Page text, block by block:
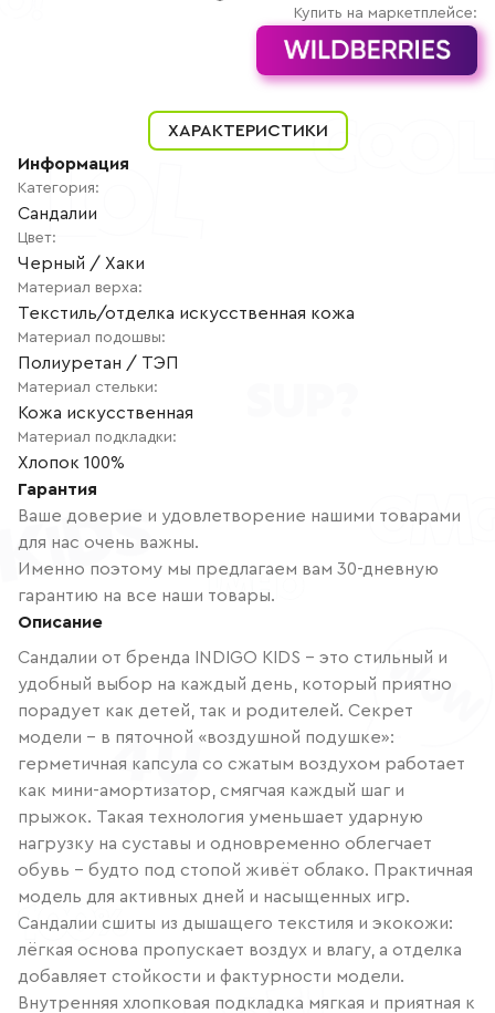
РЕГИСТРАЦИЯ
Купить на маркетплейсе:
ХАРАКТЕРИСТИКИ
Информация
Категория:
Сандалии
Цвет:
Черный / Хаки
Материал верха:
Текстиль/отделка искусственная кожа
Материал подошвы:
Полиуретан / ТЭП
Материал стельки:
Кожа искусственная
Материал подкладки:
Хлопок 100%
Гарантия
Ваше доверие и удовлетворение нашими товарами
для нас очень важны.
Именно поэтому мы предлагаем вам 30-дневную
гарантию на все наши товары.
Описание
Сандалии от бренда INDIGO KIDS – это стильный и
удобный выбор на каждый день, который приятно
порадует как детей, так и родителей. Секрет
модели – в пяточной «воздушной подушке»:
герметичная капсула со сжатым воздухом работает
как мини-амортизатор, смягчая каждый шаг и
прыжок. Такая технология уменьшает ударную
нагрузку на суставы и одновременно облегчает
обувь – будто под стопой живёт облако. Практичная
модель для активных дней и насыщенных игр.
Сандалии сшиты из дышащего текстиля и экокожи:
лёгкая основа пропускает воздух и влагу, а отделка
добавляет стойкости и фактурности модели.
Внутренняя хлопковая подкладка мягкая и приятная к